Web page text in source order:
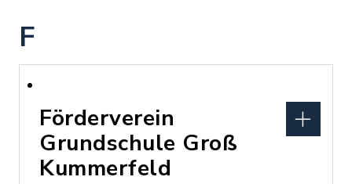
F
Förderverein
Grundschule Groß
Kummerfeld